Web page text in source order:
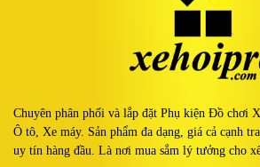
Chuyên phân phối và lắp đặt Phụ kiện Đồ chơi
Ô tô, Xe máy. Sản phẩm đa dạng, giá cả cạnh
uy tín hàng đầu. Là nơi mua sắm lý tưởng cho